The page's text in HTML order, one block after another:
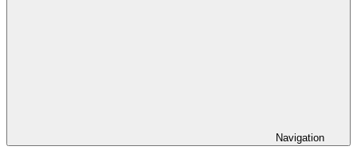
Navigation